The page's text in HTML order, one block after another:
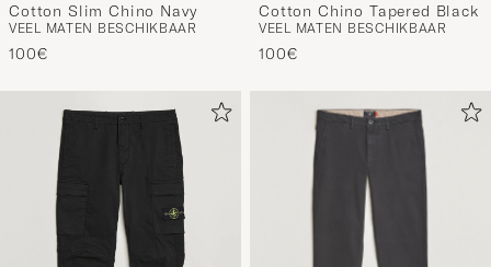
Cotton Slim Chino Navy
VEEL MATEN BESCHIKBAAR
100€
Cotton Chino Tapered Black
VEEL MATEN BESCHIKBAAR
100€